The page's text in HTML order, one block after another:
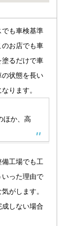
でも車検基準
お店でも車
るだけで車
状態を長い
ります。
ほか、高
工場でも工
った理由で
がします。
しない場合